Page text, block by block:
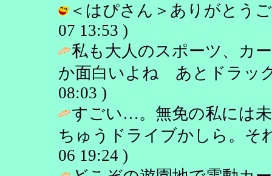
＜はぴさん＞ありがとう
07 13:53 )
私も大人のスポーツ、カ
か面白いよね あとドラッ
08:03 )
すごい…。無免の私には
ちゅうドライブかしら。そ
06 19:24 )